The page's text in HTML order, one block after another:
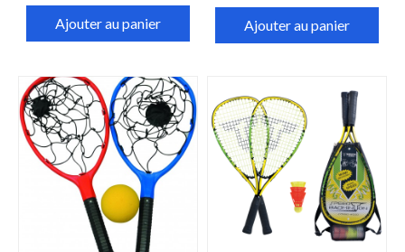
Ajouter au panier Ajouter au panier